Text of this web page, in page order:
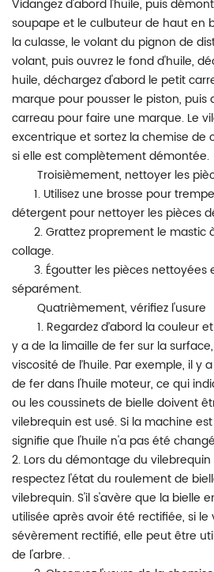
Vidangez d'abord l'huile, puis
soupape et le culbuteur de haut en
la culasse, le volant du pignon de
volant, puis ouvrez le fond d'huile,
huile, déchargez d'abord le petit
marque pour pousser le piston, puis
carreau pour faire une marque. Le
excentrique et sortez la chemise de
si elle est complètement démontée.
Troisièmement, nettoyer les
1. Utilisez une brosse pour
détergent pour nettoyer les pièces
2. Grattez proprement le mastic
collage.
3. Égoutter les pièces nettoyées
séparément.
Quatrièmement, vérifiez l'usure
1. Regardez d’abord la couleur et
y a de la limaille de fer sur la
viscosité de l’huile. Par exemple, il y
de fer dans l'huile moteur, ce qui
ou les coussinets de bielle doivent
vilebrequin est usé. Si la machine
signifie que l'huile n'a pas été
2. Lors du démontage du
respectez l'état du roulement de
vilebrequin. S'il s'avère que la bielle
utilisée après avoir été rectifiée, si
sévèrement rectifié, elle peut être
de l'arbre. .